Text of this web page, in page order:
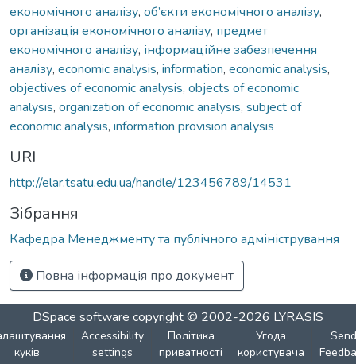
економічного аналізу, об’єкти економічного аналізу,
організація економічного аналізу, предмет
економічного аналізу, інформаційне забезпечення
аналізу, economic analysis, information, economic analysis,
objectives of economic analysis, objects of economic
analysis, organization of economic analysis, subject of
economic analysis, information provision analysis
URI
http://elar.tsatu.edu.ua/handle/123456789/14531
Зібрання
Кафедра Менеджменту та публічного адміністрування
Повна інформація про документ
DSpace software copyright © 2002-2026 LYRASIS
куків
Accessibility
settings
Політика
приватності
Угода
користувача
Send